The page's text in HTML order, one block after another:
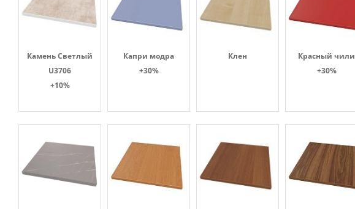
Камень Светлый
U3706
+10%
Капри модра
+30%
Клен
Красный чили
+30%